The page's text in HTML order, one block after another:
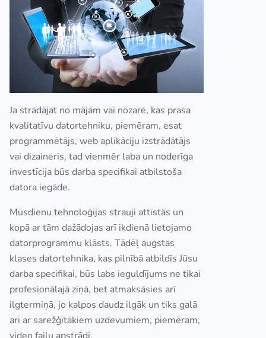
Ja strādājat no mājām vai nozarē, kas prasa
kvalitatīvu datortehniku, piemēram, esat
programmētājs, web aplikāciju izstrādātājs
vai dizaineris, tad vienmēr laba un noderīga
investīcija būs darba specifikai atbilstoša
datora iegāde.
Mūsdienu tehnoloģijas strauji attīstās un
kopā ar tām dažādojas arī ikdienā lietojamo
datorprogrammu klāsts. Tādēļ augstas
klases datortehnika, kas pilnībā atbildīs Jūsu
darba specifikai, būs labs ieguldījums ne tikai
profesionālajā ziņā, bet atmaksāsies arī
ilgtermiņā, jo kalpos daudz ilgāk un tiks galā
arī ar sarežģītākiem uzdevumiem, piemēram,